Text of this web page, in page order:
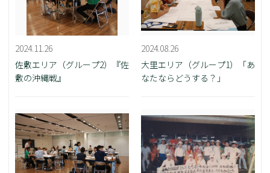
2024.11.26
佐敷エリア（グループ2）『佐
敷の沖縄戦』
2024.08.26
大里エリア（グループ1）「あ
なたならどうする？」